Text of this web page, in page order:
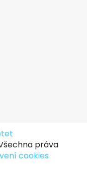
práva
cookies